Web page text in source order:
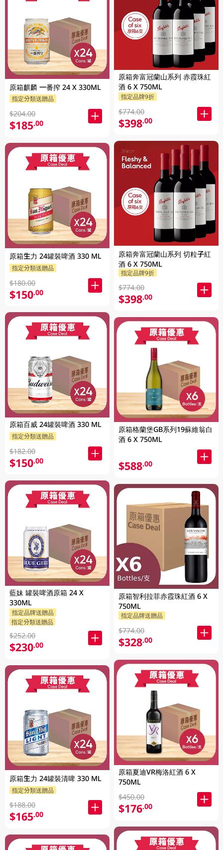
原箱麒麟 一番搾 24 X 330ML
指定分類送贈品
$204.00
$185.00
原箱生力 24罐裝啤酒 330 ML
指定分類送贈品
$180.00
$150.00
原箱百威 24罐裝啤酒 330 ML
指定分類送贈品
$182.00
$150.00
藍妹 罐裝啤酒原箱 24 X
330ML
指定品牌送贈品
指定分類送贈品
$252.00
$230.00
原箱生力 24罐裝清啤 330 ML
指定分類送贈品
$188.00
$165.00
原箱奔富冠蘭山系列 赤霞珠紅
酒 6 X 750ML
指定品牌9折
$774.00
$398.00
原箱奔富冠蘭山系列 切粒子紅
酒 6 X 750ML
指定品牌9折
$774.00
$398.00
原箱格蘭堡GB系列19蘇維翁白
酒 6 X 750ML
$588.00
原箱智利拉菲赤霞珠紅酒 6 X
750ML
指定品牌送贈品
$774.00
$328.00
原箱夏迪VR梅洛紅酒 6 X
750ML
$450.00
$176.00